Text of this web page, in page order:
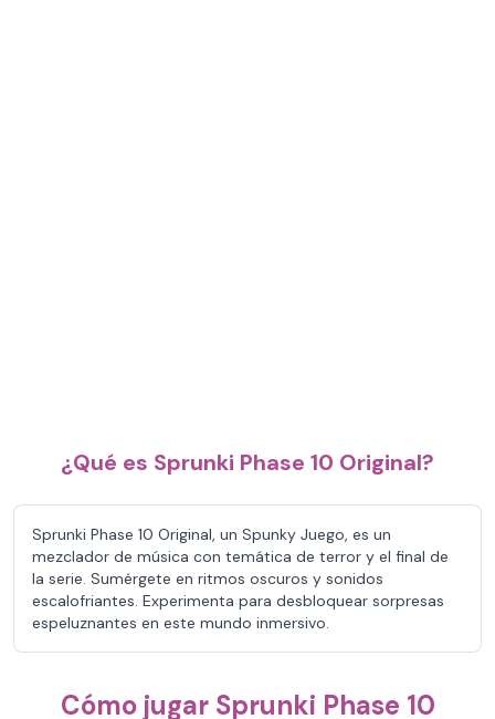
¿Qué es Sprunki Phase 10 Original?
Sprunki Phase 10 Original, un Spunky Juego, es un
mezclador de música con temática de terror y el final de
la serie. Sumérgete en ritmos oscuros y sonidos
escalofriantes. Experimenta para desbloquear sorpresas
espeluznantes en este mundo inmersivo.
Cómo jugar Sprunki Phase 10